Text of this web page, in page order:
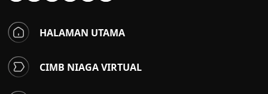
HALAMAN UTAMA
CIMB NIAGA VIRTUAL